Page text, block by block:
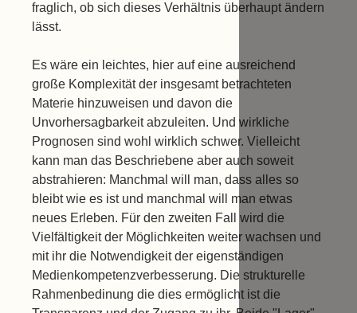
fraglich, ob sich dieses Verhältnis überhaupt ändern
lässt.
Es wäre ein leichtes, hier auf eine ausreichend
große Komplexität der insgesamt betrachteten
Materie hinzuweisen und davon die
Unvorhersagbarkeit abzuleiten. Und wirkliche
Prognosen sind wohl wirklich schwer. Vielleicht
kann man das Beschriebene aber auch soweit
abstrahieren: Manchmal will man, dass alles so
bleibt wie es ist und manchmal will man etwas
neues Erleben. Für den zweiten Fall wird die
Vielfältigkeit der Möglichkeiten weiter wachsen und
mit ihr die Notwendigkeit der eigenständigen
Medienkompetenzverbesserung. Die strukturelle
Rahmenbedinung die dies ermöglicht ist die